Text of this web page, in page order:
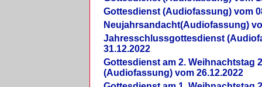
Gottesdienst (Audiofassung) vom
Neujahrsandacht(Audiofassung)
Jahresschlussgottesdienst
31.12.2022
Gottesdienst am 2. Weihnachtstag
(Audiofassung) vom 26.12.2022